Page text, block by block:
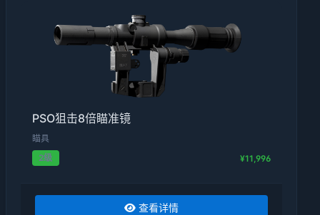
PSO狙击8倍瞄准镜
瞄具
2级
¥11,996
查看详情